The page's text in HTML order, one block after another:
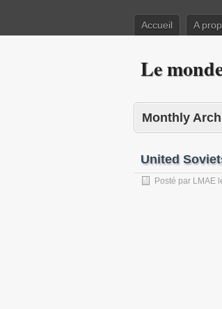
Accueil A
Le
Monthly
United
Posté par LMAE